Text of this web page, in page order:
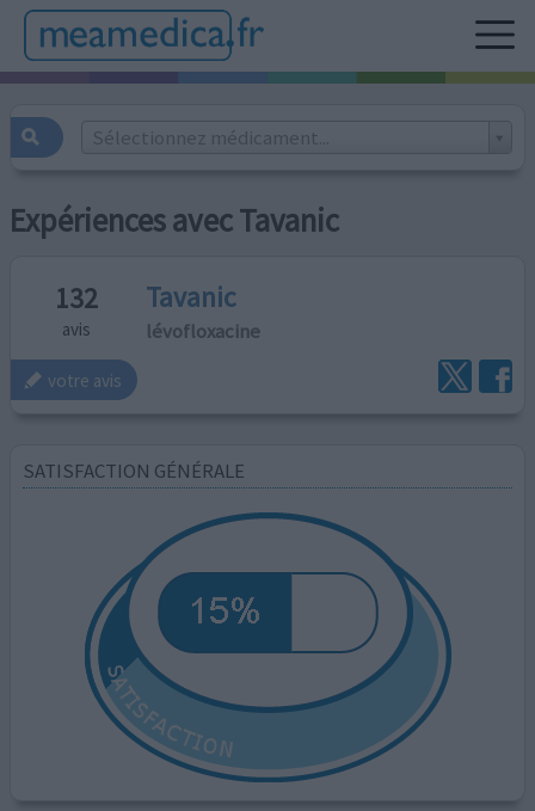
Sélectionnez médicament...
Expériences avec Tavanic
132
avis
Tavanic
lévofloxacine
votre avis
SATISFACTION GÉNÉRALE